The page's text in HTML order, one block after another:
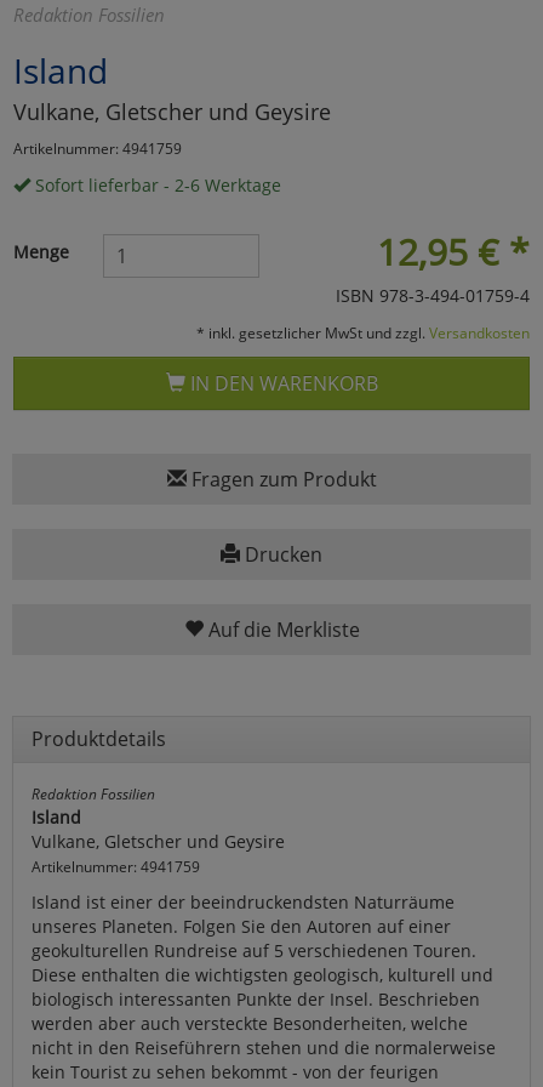
Redaktion Fossilien
Island
Vulkane, Gletscher und Geysire
Artikelnummer: 4941759
Sofort lieferbar - 2-6 Werktage
12,95 € *
Menge
ISBN 978-3-494-01759-4
* inkl. gesetzlicher MwSt und zzgl. Versandkosten
IN DEN WARENKORB
Fragen zum Produkt
Drucken
Auf die Merkliste
Produktdetails
Redaktion Fossilien
Island
Vulkane, Gletscher und Geysire
Artikelnummer: 4941759
Island ist einer der beeindruckendsten Naturräume
unseres Planeten. Folgen Sie den Autoren auf einer
geokulturellen Rundreise auf 5 verschiedenen Touren.
Diese enthalten die wichtigsten geologisch, kulturell und
biologisch interessanten Punkte der Insel. Beschrieben
werden aber auch versteckte Besonderheiten, welche
nicht in den Reiseführern stehen und die normalerweise
kein Tourist zu sehen bekommt - von der feurigen
Umfragetools
Cookies
Alle Akzeptieren
zu Haupptseite